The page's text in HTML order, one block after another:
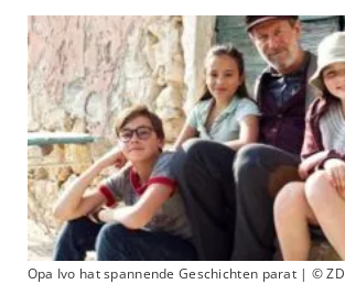
Opa Ivo hat spannende Geschichten parat | ©